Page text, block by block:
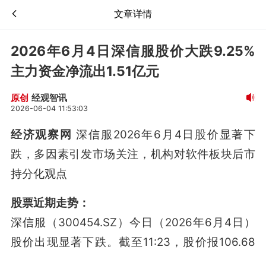
文章详情
2026年6月4日深信服股价大跌9.25%
主力资金净流出1.51亿元
原创 经观智讯
2026-06-04 11:53:03
经济观察网 深信服2026年6月4日股价显著下
跌，多因素引发市场关注，机构对软件板块后市
持分化观点
股票近期走势：
深信服（300454.SZ）今日（2026年6月4日）
股价出现显著下跌。截至11:23，股价报106.68